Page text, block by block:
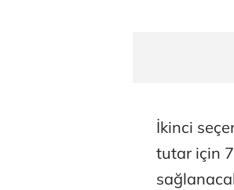
İkinci
tutar için